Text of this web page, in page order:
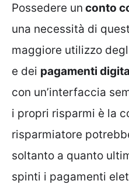
Possedere un conto
una necessità di
maggiore utilizzo
e dei pagamenti
con un’interfaccia
i propri risparmi è la
risparmiatore
soltanto a quanto
spinti i pagamenti